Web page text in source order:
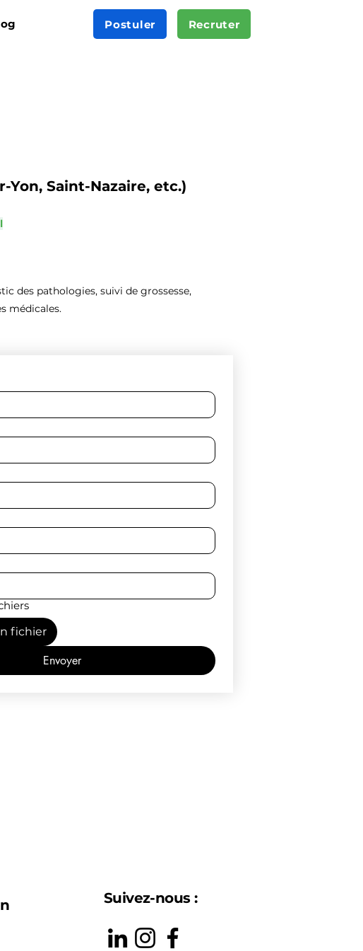
Postuler Recruter
Yon, Saint-Nazaire, etc.)
des pathologies, suivi de grossesse,
médicales.
fichier
Envoyer
Suivez-nous :